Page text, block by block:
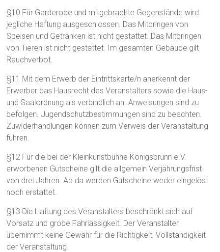
§10 Für Garderobe und mitgebrachte Gegenstände wird
jegliche Haftung ausgeschlossen. Das Mitbringen von
Speisen und Getränken ist nicht gestattet. Das Mitbringen
von Tieren ist nicht gestattet. Im gesamten Gebäude gilt
Rauchverbot.
§11 Mit dem Erwerb der Eintrittskarte/n anerkennt der
Erwerber das Hausrecht des Veranstalters sowie die Haus-
und Saalordnung als verbindlich an. Anweisungen sind zu
befolgen. Jugendschutzbestimmungen sind zu beachten.
Zuwiderhandlungen können zum Verweis der Veranstaltung
führen.
§12 Für die bei der Kleinkunstbühne Königsbrunn e.V.
erworbenen Gutscheine gilt die allgemein Verjährungsfrist
von drei Jahren. Ab da werden Gutscheine weder eingelöst
noch erstattet.
§13 Die Haftung des Veranstalters beschränkt sich auf
Vorsatz und grobe Fahrlässigkeit. Der Veranstalter
übernimmt keine Gewähr für die Richtigkeit, Vollständigkeit
der Veranstaltung.